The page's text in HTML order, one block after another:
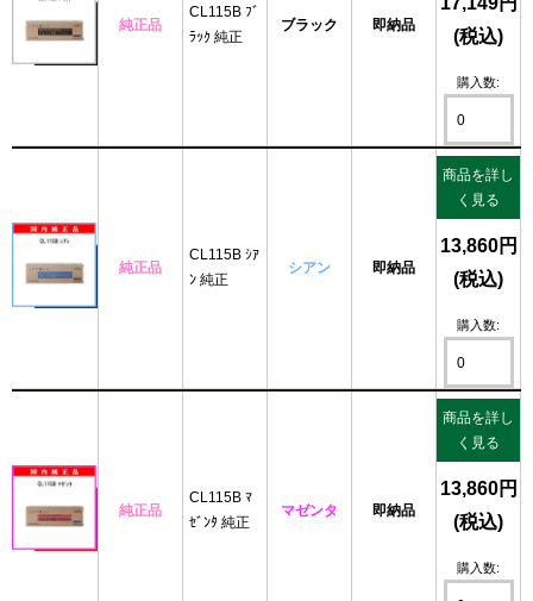
純正品
CL115B ﾌﾞ
ﾗｯｸ 純正
ブラック 即納品
(税込)
購入数:
純正品
CL115B ｼｱ
ﾝ 純正
シアン 即納品
商品を詳し
く見る
13,860円
(税込)
購入数:
純正品
CL115B ﾏ
ｾﾞﾝﾀ 純正
マゼンタ 即納品
商品を詳し
く見る
13,860円
(税込)
購入数: